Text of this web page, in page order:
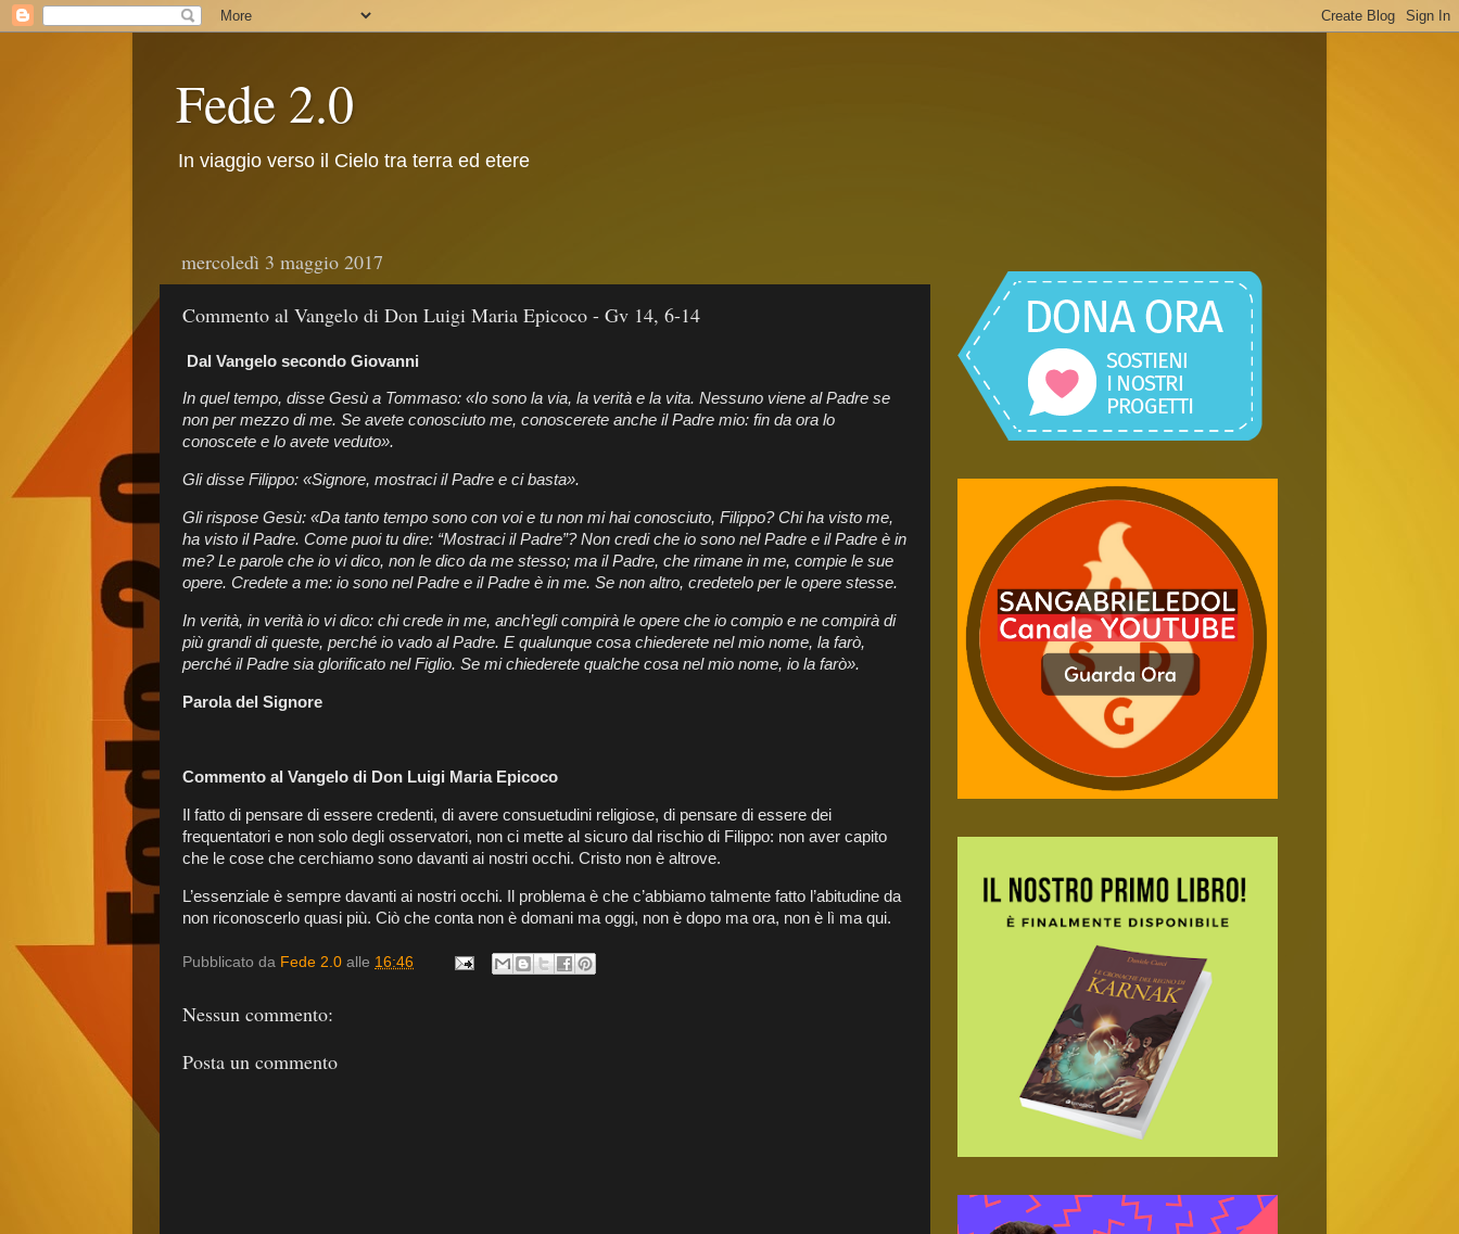
Fede 2.0
In viaggio verso il Cielo tra terra ed etere
mercoledì 3 maggio 2017
Commento al Vangelo di Don Luigi Maria Epicoco - Gv 14, 6-14
Dal Vangelo secondo Giovanni
In quel tempo, disse Gesù a Tommaso: «Io sono la via, la verità e la vita. Nessuno viene al Padre se
non per mezzo di me. Se avete conosciuto me, conoscerete anche il Padre mio: fin da ora lo
conoscete e lo avete veduto».
Gli disse Filippo: «Signore, mostraci il Padre e ci basta».
Gli rispose Gesù: «Da tanto tempo sono con voi e tu non mi hai conosciuto, Filippo? Chi ha visto me,
ha visto il Padre. Come puoi tu dire: “Mostraci il Padre”? Non credi che io sono nel Padre e il Padre è in
me? Le parole che io vi dico, non le dico da me stesso; ma il Padre, che rimane in me, compie le sue
opere. Credete a me: io sono nel Padre e il Padre è in me. Se non altro, credetelo per le opere stesse.
In verità, in verità io vi dico: chi crede in me, anch’egli compirà le opere che io compio e ne compirà di
più grandi di queste, perché io vado al Padre. E qualunque cosa chiederete nel mio nome, la farò,
perché il Padre sia glorificato nel Figlio. Se mi chiederete qualche cosa nel mio nome, io la farò».
Parola del Signore
Commento al Vangelo di Don Luigi Maria Epicoco
Il fatto di pensare di essere credenti, di avere consuetudini religiose, di pensare di essere dei
frequentatori e non solo degli osservatori, non ci mette al sicuro dal rischio di Filippo: non aver capito
che le cose che cerchiamo sono davanti ai nostri occhi. Cristo non è altrove.
L’essenziale è sempre davanti ai nostri occhi. Il problema è che c’abbiamo talmente fatto l’abitudine da
non riconoscerlo quasi più. Ciò che conta non è domani ma oggi, non è dopo ma ora, non è lì ma qui.
Pubblicato da Fede 2.0 alle 16:46
Nessun commento:
Posta un commento